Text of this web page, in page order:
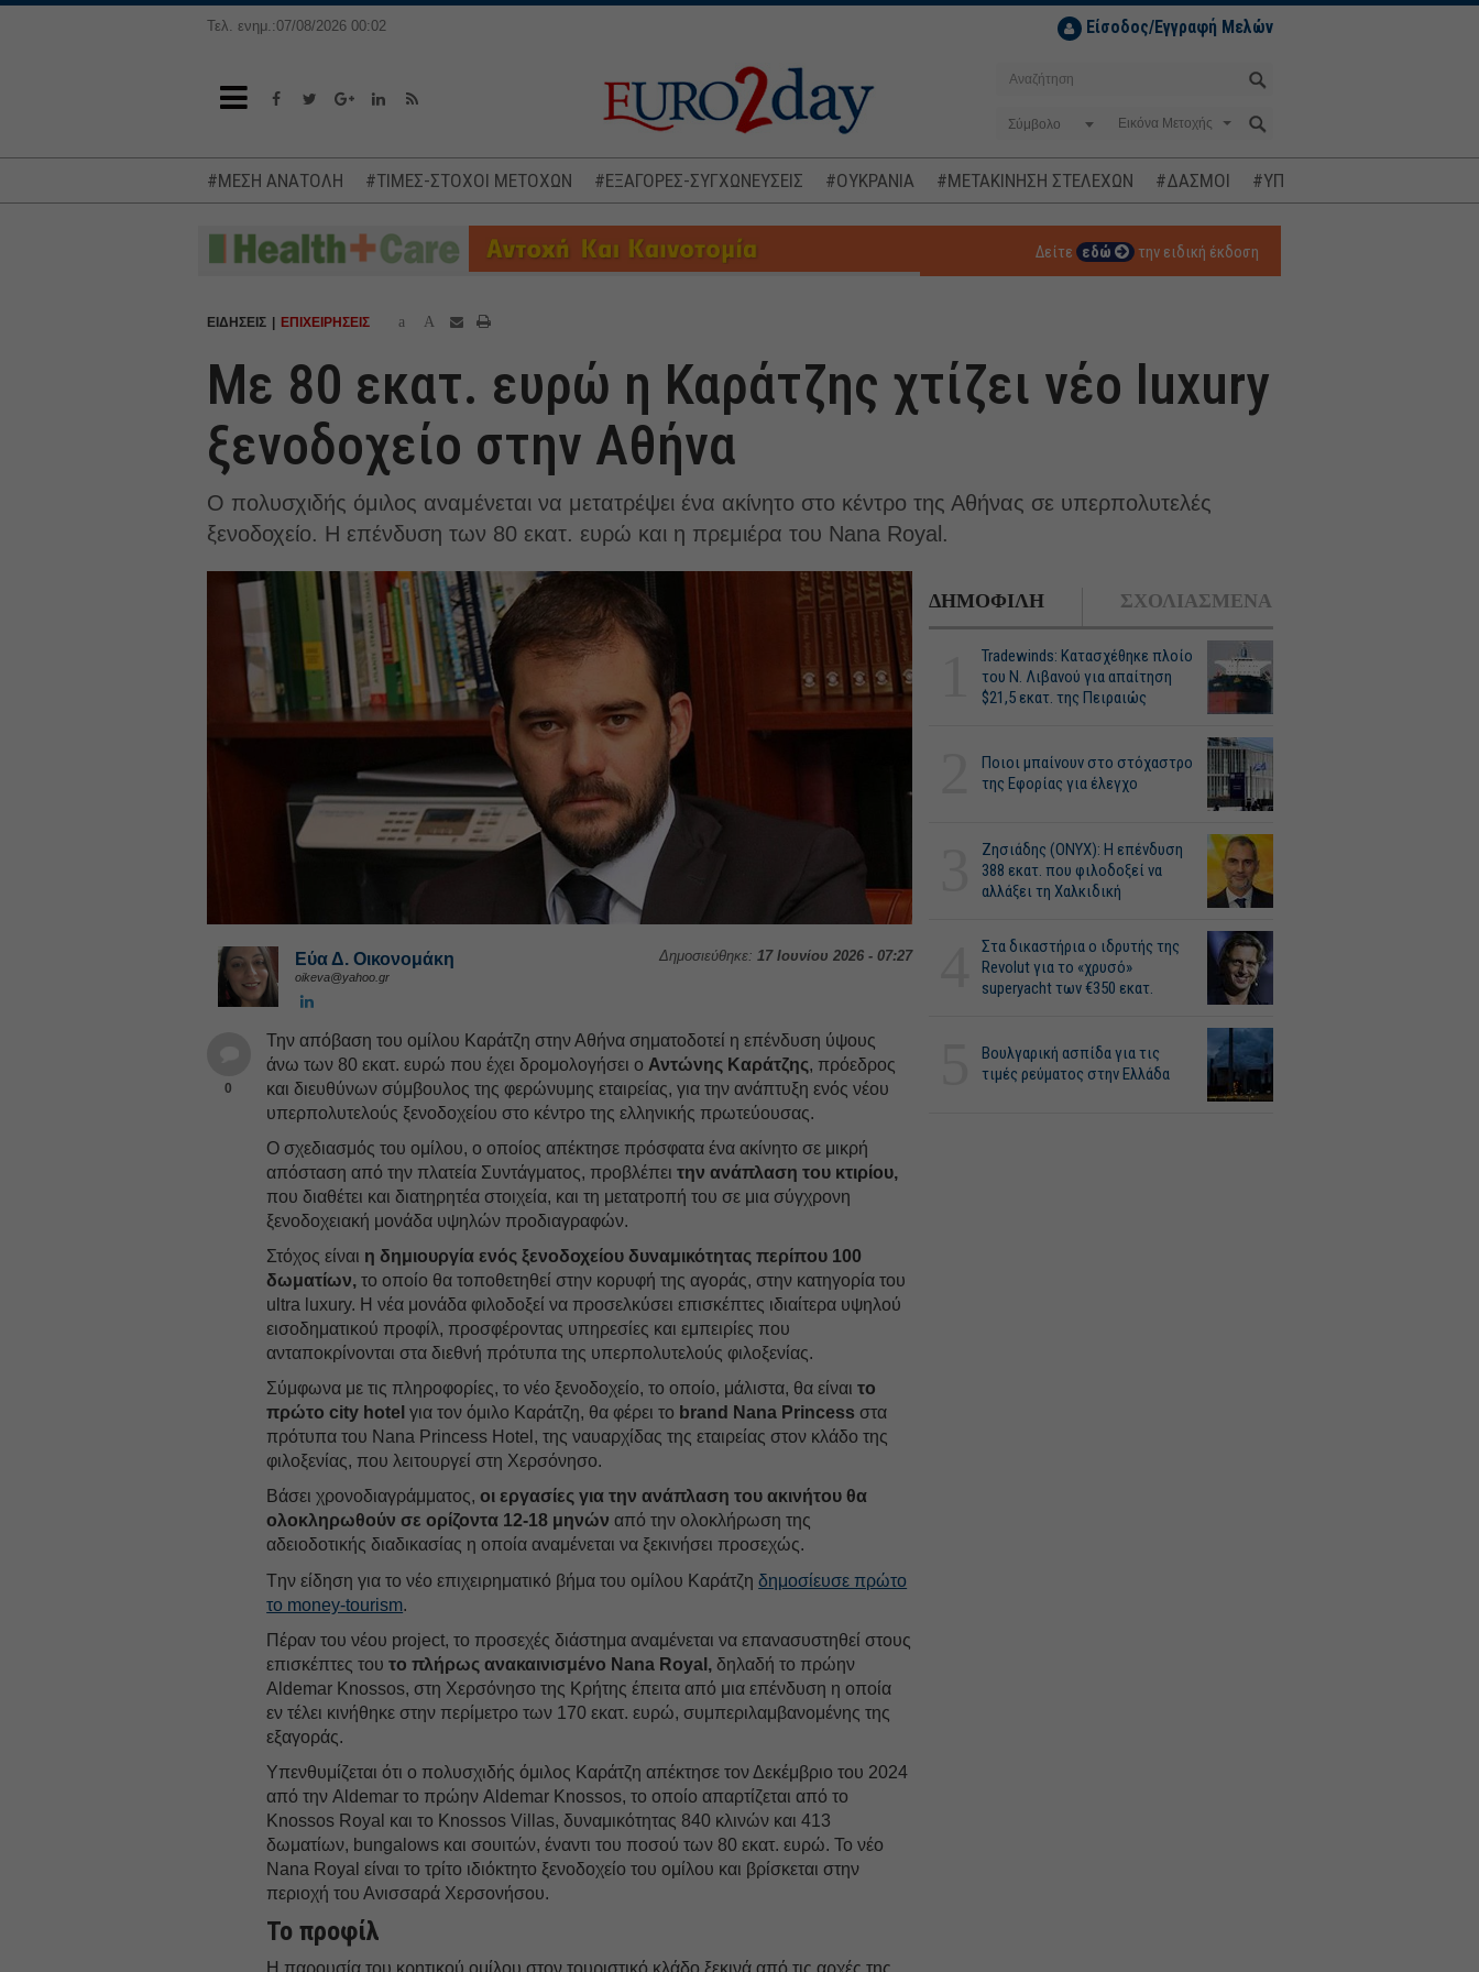
Τελ. ενημ.:07/08/2026 00:02 Είσοδος/Εγγραφή Μελών
Σύμβολο
#ΜΕΣΗ ΑΝΑΤΟΛΗ #ΤΙΜΕΣ-ΣΤΟΧΟΙ ΜΕΤΟΧΩΝ #ΕΞΑΓΟΡΕΣ-ΣΥΓΧΩΝΕΥΣΕΙΣ #ΟΥΚΡΑΝΙΑ #ΜΕΤΑΚΙΝΗΣΗ ΣΤΕΛΕΧΩΝ #ΔΑΣΜΟΙ #ΥΠΟΚΛΟΠΕΣ
Δείτε εδώ την ειδική έκδοση
ΕΙΔΗΣΕΙΣ ΕΠΙΧΕΙΡΗΣΕΙΣ a A
Με 80 εκατ. ευρώ η Καράτζης χτίζει νέο luxury
ξενοδοχείο στην Αθήνα
Ο πολυσχιδής όμιλος αναμένεται να μετατρέψει ένα ακίνητο στο κέντρο της Αθήνας σε υπερπολυτελές
ξενοδοχείο. Η επένδυση των 80 εκατ. ευρώ και η πρεμιέρα του Nana Royal.
Δημοσιεύθηκε: 17 Ιουνίου 2026 - 07:27
Εύα Δ. Οικονομάκη
oikeva@yahoo.gr
0
Την απόβαση του ομίλου Καράτζη στην Αθήνα σηματοδοτεί η επένδυση ύψους
άνω των 80 εκατ. ευρώ που έχει δρομολογήσει ο Αντώνης Καράτζης, πρόεδρος
και διευθύνων σύμβουλος της φερώνυμης εταιρείας, για την ανάπτυξη ενός νέου
υπερπολυτελούς ξενοδοχείου στο κέντρο της ελληνικής πρωτεύουσας.
Ο σχεδιασμός του ομίλου, ο οποίος απέκτησε πρόσφατα ένα ακίνητο σε μικρή
απόσταση από την πλατεία Συντάγματος, προβλέπει την ανάπλαση του κτιρίου,
που διαθέτει και διατηρητέα στοιχεία, και τη μετατροπή του σε μια σύγχρονη
ξενοδοχειακή μονάδα υψηλών προδιαγραφών.
Στόχος είναι η δημιουργία ενός ξενοδοχείου δυναμικότητας περίπου 100
δωματίων, το οποίο θα τοποθετηθεί στην κορυφή της αγοράς, στην κατηγορία του
ultra luxury. Η νέα μονάδα φιλοδοξεί να προσελκύσει επισκέπτες ιδιαίτερα υψηλού
εισοδηματικού προφίλ, προσφέροντας υπηρεσίες και εμπειρίες που
ανταποκρίνονται στα διεθνή πρότυπα της υπερπολυτελούς φιλοξενίας.
Σύμφωνα με τις πληροφορίες, το νέο ξενοδοχείο, το οποίο, μάλιστα, θα είναι το
πρώτο city hotel για τον όμιλο Καράτζη, θα φέρει το brand Nana Princess στα
πρότυπα του Nana Princess Hotel, της ναυαρχίδας της εταιρείας στον κλάδο της
φιλοξενίας, που λειτουργεί στη Χερσόνησο.
Βάσει χρονοδιαγράμματος,οι εργασίες για την ανάπλαση του ακινήτου θα
ολοκληρωθούν σε ορίζοντα 12-18 μηνών από την ολοκλήρωση της
αδειοδοτικής διαδικασίας η οποία αναμένεται να ξεκινήσει προσεχώς.
Tην είδηση για το νέο επιχειρηματικό βήμα του ομίλου Καράτζηδημοσίευσε πρώτο
το money-tourism.
Πέραν του νέου project, το προσεχές διάστημα αναμένεται να επανασυστηθεί στους
επισκέπτες του το πλήρως ανακαινισμένο Nana Royal, δηλαδή το πρώην
Aldemar Knossos, στη Χερσόνησο της Κρήτης έπειτα από μια επένδυση η οποία
εν τέλει κινήθηκε στην περίμετρο των 170 εκατ. ευρώ, συμπεριλαμβανομένης της
εξαγοράς.
Υπενθυμίζεται ότι ο πολυσχιδής όμιλος Καράτζη απέκτησε τον Δεκέμβριο του 2024
από την Aldemar το πρώην Aldemar Knossos, το οποίο απαρτίζεται από το
Knossos Royal και το Knossos Villas, δυναμικότητας 840 κλινών και 413
δωματίων, bungalows και σουιτών, έναντι του ποσού των 80 εκατ. ευρώ. Το νέο
Nana Royal είναι το τρίτο ιδιόκτητο ξενοδοχείο του ομίλου και βρίσκεται στην
περιοχή του Ανισσαρά Χερσονήσου.
Το προφίλ
Η παρουσία του κρητικού ομίλου στον τουριστικό κλάδο ξεκινά από τις αρχές της
ΔΗΜΟΦΙΛΗ ΣΧΟΛΙΑΣΜΕΝΑ
Tradewinds: Κατασχέθηκε πλοίο
του Ν. Λιβανού για απαίτηση
$21,5 εκατ. της Πειραιώς
Ποιοι μπαίνουν στο στόχαστρο
της Εφορίας για έλεγχο
Ζησιάδης (ONYX): Η επένδυση
388 εκατ. που φιλοδοξεί να
αλλάξει τη Χαλκιδική
Στα δικαστήρια ο ιδρυτής της
Revolut για το «χρυσό»
superyacht των €350 εκατ.
Βουλγαρική ασπίδα για τις
τιμές ρεύματος στην Ελλάδα